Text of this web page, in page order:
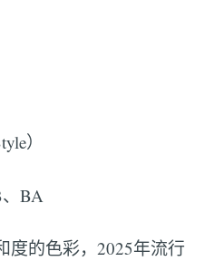
）
BA
度的色彩，2025年流行